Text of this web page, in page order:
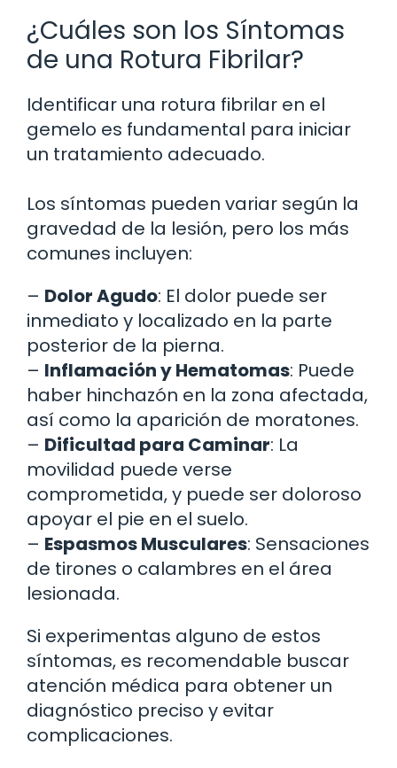
¿Cuáles son los Síntomas
de una Rotura Fibrilar?
Identificar una rotura fibrilar en el
gemelo es fundamental para iniciar
un tratamiento adecuado.
Los síntomas pueden variar según la
gravedad de la lesión, pero los más
comunes incluyen:
– Dolor Agudo: El dolor puede ser
inmediato y localizado en la parte
posterior de la pierna.
– Inflamación y Hematomas: Puede
haber hinchazón en la zona afectada,
así como la aparición de moratones.
– Dificultad para Caminar: La
movilidad puede verse
comprometida, y puede ser doloroso
apoyar el pie en el suelo.
– Espasmos Musculares: Sensaciones
de tirones o calambres en el área
lesionada.
Si experimentas alguno de estos
síntomas, es recomendable buscar
atención médica para obtener un
diagnóstico preciso y evitar
complicaciones.